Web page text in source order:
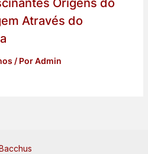
Através do
/ PorAdmin